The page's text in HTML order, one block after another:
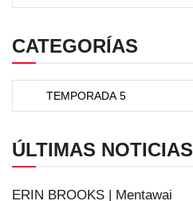
CATEGORÍAS
ÚLTIMAS NOTICIAS
ERIN BROOKS | Mentawai